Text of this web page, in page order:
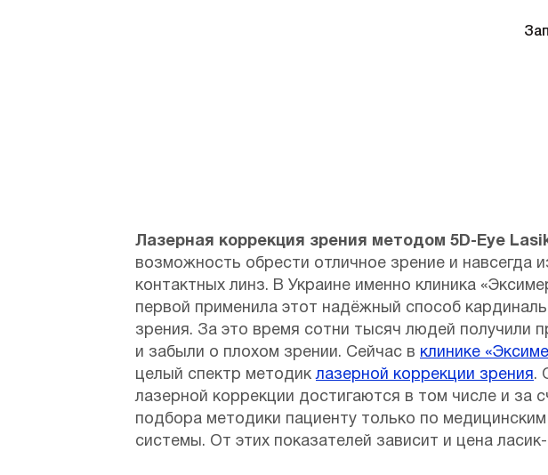
Лазерная коррекция зрения методом 5D-Eye
возможность обрести отличное зрение и навсегда
контактных линз. В Украине именно клиника
первой применила этот надёжный способ
зрения. За это время сотни тысяч людей получили
и забыли о плохом зрении. Сейчас в клинике
целый спектр методиклазерной коррекции зрения.
лазерной коррекции достигаются в том числе и за
подбора методики пациенту только по
системы. От этих показателей зависит и цена